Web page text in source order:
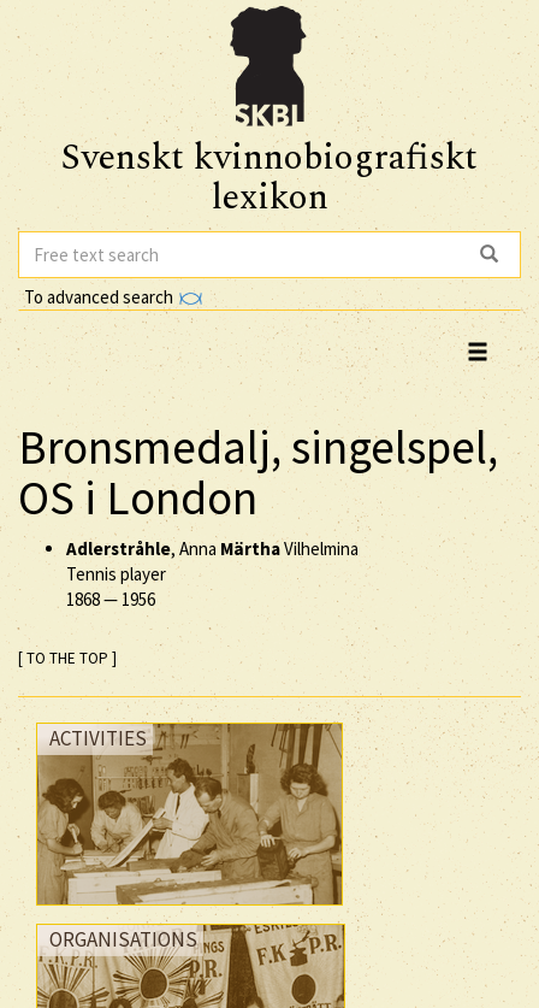
Svenskt kvinnobiografiskt
lexikon
To advanced search
Bronsmedalj, singelspel,
OS i London
Adlerstråhle, Anna MärthaVilhelmina
Tennis player
1868— 1956
[ TO THE TOP ]
ACTIVITIES
ORGANISATIONS